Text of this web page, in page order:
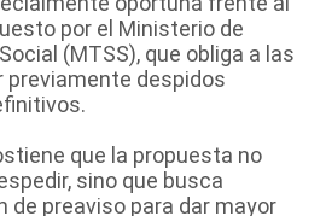
por el Ministerio de
(MTSS), que obliga a las
despidos
que la propuesta no
sino que busca
de preaviso para dar mayor